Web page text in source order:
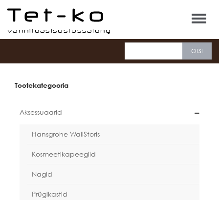
Tet-ko
Tootekategooria
Aksessuaarid
Hansgrohe WallStoris
Kosmeetikapeeglid
Nagid
Prügikastid